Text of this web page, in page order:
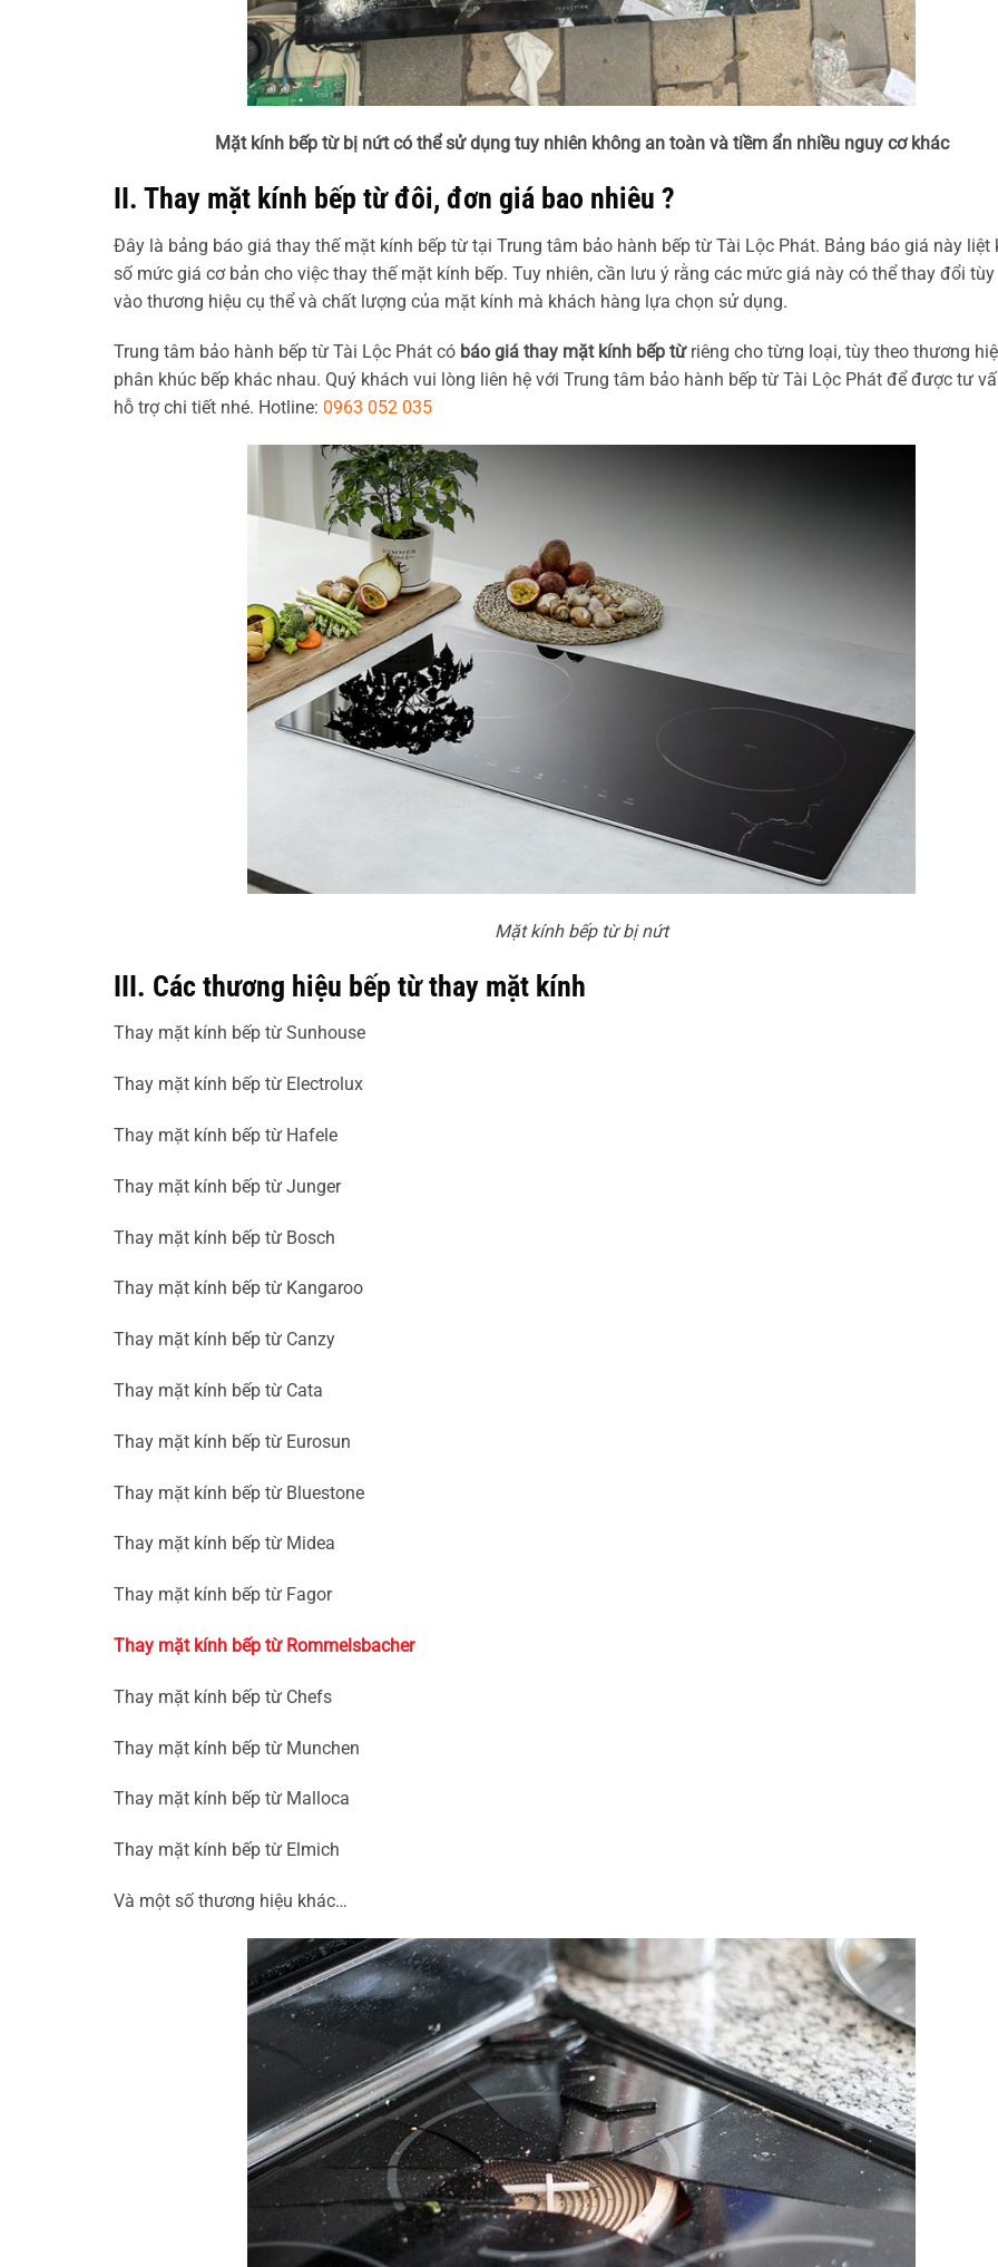
Mặt kính bếp từ bị nứt có thể sử dụng tuy nhiên không an toàn và tiềm ẩn nhiều nguy cơ khác
II. Thay mặt kính bếp từ đôi, đơn giá bao nhiêu ?
Đây là bảng báo giá thay thế mặt kính bếp từ tại Trung tâm bảo hành bếp từ Tài Lộc Phát. Bảng báo giá này liệt
số mức giá cơ bản cho việc thay thế mặt kính bếp. Tuy nhiên, cần lưu ý rằng các mức giá này có thể thay đổi
vào thương hiệu cụ thể và chất lượng của mặt kính mà khách hàng lựa chọn sử dụng.
Trung tâm bảo hành bếp từ Tài Lộc Phát có báo giá thay mặt kính bếp từriêng cho từng loại, tùy theo thương
phân khúc bếp khác nhau. Quý khách vui lòng liên hệ với Trung tâm bảo hành bếp từ Tài Lộc Phát để được tư
hỗ trợ chi tiết nhé. Hotline: 0963 052 035
Mặt kính bếp từ bị nứt
III. Các thương hiệu bếp từ thay mặt kính
Thay mặt kính bếp từ Sunhouse
Thay mặt kính bếp từ Electrolux
Thay mặt kính bếp từ Hafele
Thay mặt kính bếp từ Junger
Thay mặt kính bếp từ Bosch
Thay mặt kính bếp từ Kangaroo
Thay mặt kính bếp từ Canzy
Thay mặt kính bếp từ Cata
Thay mặt kính bếp từ Eurosun
Thay mặt kính bếp từ Bluestone
Thay mặt kính bếp từ Midea
Thay mặt kính bếp từ Fagor
Thay mặt kính bếp từ Rommelsbacher
Thay mặt kính bếp từ Chefs
Thay mặt kính bếp từ Munchen
Thay mặt kính bếp từ Malloca
Thay mặt kính bếp từ Elmich
Và một số thương hiệu khác…